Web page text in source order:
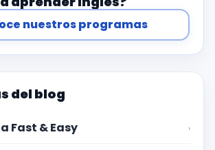
nuestros programas
del blog
Fast & Easy ›